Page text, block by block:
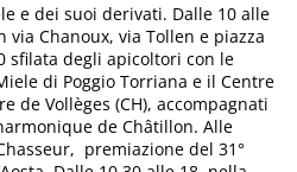
e dei suoi derivati. Dalle 10 alle
via Chanoux, via Tollen e piazza
sfilata degli apicoltori con le
di Poggio Torriana e il Centre
de Vollèges (CH), accompagnati
de Châtillon. Alle
premiazione del 31°